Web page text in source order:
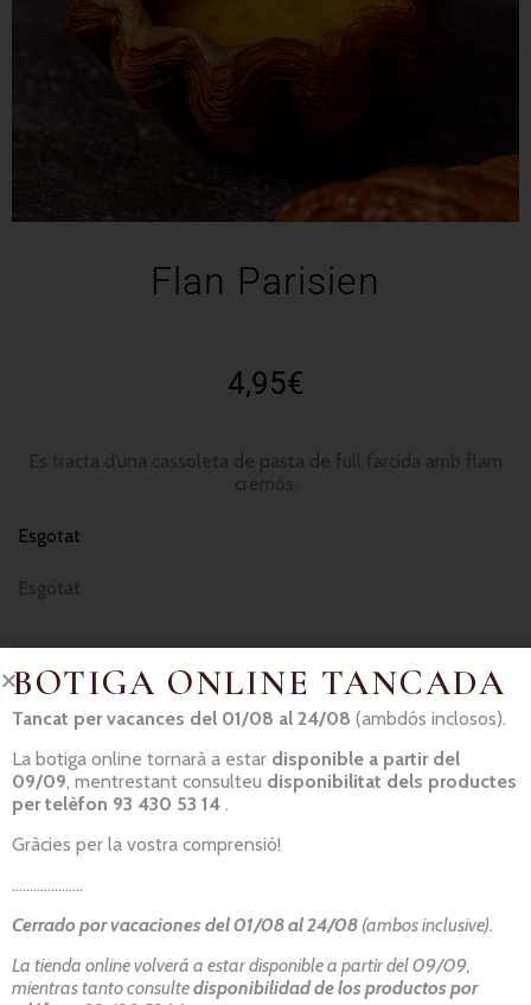
Flan Parisien
4,95€
Es tracta d’una cassoleta de pasta de full farcida amb flam
cremós.
Esgotat
Esgotat
Informació basada en el Reglament (UE) 1169/2011:
garantir l’absència total de traces d’al·lèrgens
processos de producció es manipulen tot tipus d’aliments. Si
BOTIGA ONLINE TANCADA
Tancat per vacances del 01/08 al 24/08 (ambdós inclosos).
La botiga online tornarà a estar disponible a partir del
09/09, mentrestant consulteu disponibilitat dels productes
per telèfon 93 430 53 14 .
Gràcies per la vostra comprensió!
………………..
Cerrado por vacaciones del 01/08 al 24/08 (ambos inclusive).
La tienda online volverá a estar disponible a partir del 09/09,
mientras tanto consultedisponibilidad de los productos por